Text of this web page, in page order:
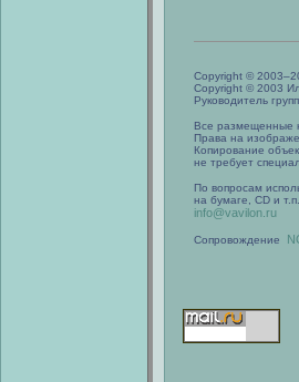
Copyright ©
Copyright © 2003
Руководитель
Все размещенные
Права на
Копирование
не требует
По вопросам
на бумаге, CD и
info@vavilon.ru
Сопровождение